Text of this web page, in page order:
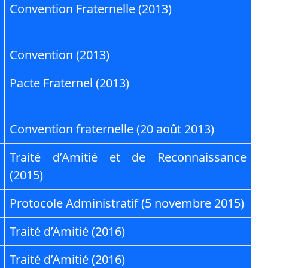
Convention Fraternelle (2013)
Convention (2013)
Pacte Fraternel (2013)
Convention fraternelle (20 août 2013)
Traité d’Amitié et de Reconnaissance
(2015)
Protocole Administratif (5 novembre 2015)
Traité d’Amitié (2016)
Traité d’Amitié (2016)